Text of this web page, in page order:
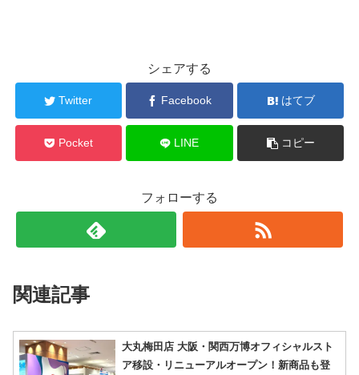
シェアする
Twitter Facebook はてブ
Pocket LINE コピー
フォローする
関連記事
大丸梅田店 大阪・関西万博オフィシャルスト
ア移設・リニューアルオープン！新商品も登